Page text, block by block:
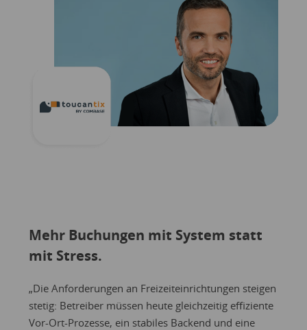
Mehr Buchungen mit System statt
mit Stress.
„Die Anforderungen an Freizeiteinrichtungen steigen
stetig: Betreiber müssen heute gleichzeitig effiziente
Vor-Ort-Prozesse, ein stabiles Backend und eine